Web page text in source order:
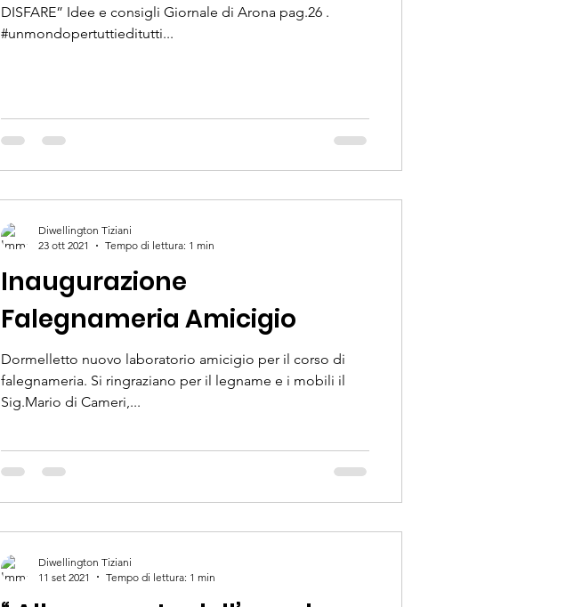
DISFARE” Idee e consigli Giornale di Arona pag.26 .
#unmondopertuttieditutti...
Inaugurazione
Falegnameria Amicigio
Dormelletto nuovo laboratorio amicigio per il corso di
falegnameria. Si ringraziano per il legname e i mobili il
Sig.Mario di Cameri,...
Diwellington Tiziani
23 ott 2021
Tempo di lettura: 1 min
Diwellington Tiziani
11 set 2021
Tempo di lettura: 1 min